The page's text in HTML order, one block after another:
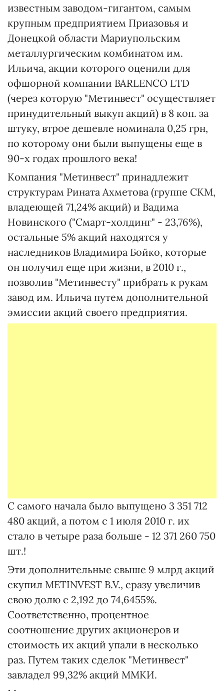
известным заводом-гигантом, самым
крупным предприятием Приазовья и
Донецкой области Мариупольским
металлургическим комбинатом им.
Ильича, акции которого оценили для
офшорной компании BARLENСO LTD
(через которую "Метинвест" осуществляет
принудительный выкуп акций) в 8 коп. за
штуку, втрое дешевле номинала 0,25 грн,
по которому они были выпущены еще в
90-х годах прошлого века!
Компания "Метинвест" принадлежит
структурам Рината Ахметова (группе СКМ,
владеющей 71,24% акций) и Вадима
Новинского ("Смарт-холдинг" - 23,76%),
остальные 5% акций находятся у
наследников Владимира Бойко, которые
он получил еще при жизни, в 2010 г.,
позволив "Метинвесту" прибрать к рукам
завод им. Ильича путем дополнительной
эмиссии акций своего предприятия.
С самого начала было выпущено 3 351 712
480 акций, а потом с 1 июля 2010 г. их
стало в четыре раза больше - 12 371 260 750
шт.!
Эти дополнительные свыше 9 млрд акций
скупил METINVEST B.V., сразу увеличив
свою долю с 2,192 до 74,6455%.
Соответственно, процентное
соотношение других акционеров и
стоимость их акций упали в несколько
раз. Путем таких сделок "Метинвест"
завладел 99,32% акций ММКИ.